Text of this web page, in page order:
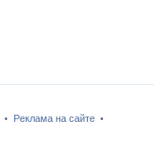
• Реклама на сайте •